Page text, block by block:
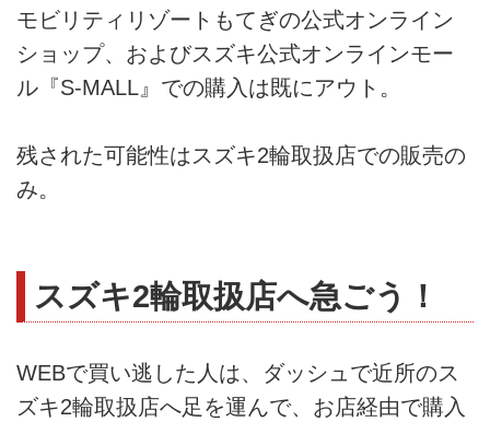
モビリティリゾートもてぎの公式オンライン
ショップ、およびスズキ公式オンラインモー
ル『S-MALL』での購入は既にアウト。
残された可能性はスズキ2輪取扱店での販売の
み。
スズキ2輪取扱店へ急ごう！
WEBで買い逃した人は、ダッシュで近所のス
ズキ2輪取扱店へ足を運んで、お店経由で購入